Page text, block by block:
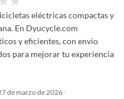
eléctricas compactas y
En Dyucycle.com
y eficientes, con envío
para mejorar tu experiencia
de marzo de 2026 ·